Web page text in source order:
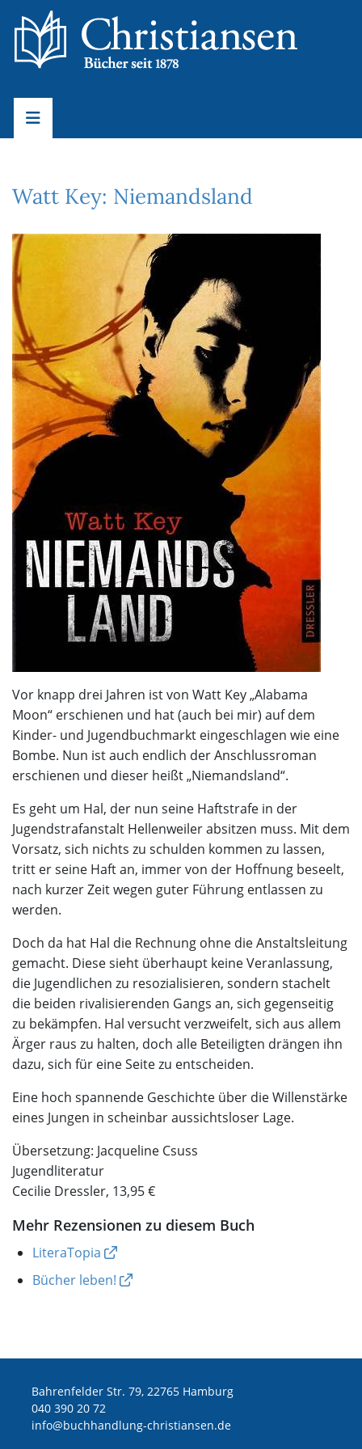
Watt Key: Niemandsland
Vor knapp drei Jahren ist von Watt Key „Alabama
Moon“ erschienen und hat (auch bei mir) auf dem
Kinder- und Jugendbuchmarkt eingeschlagen wie eine
Bombe. Nun ist auch endlich der Anschlussroman
erschienen und dieser heißt „Niemandsland“.
Es geht um Hal, der nun seine Haftstrafe in der
Jugendstrafanstalt Hellenweiler absitzen muss. Mit dem
Vorsatz, sich nichts zu schulden kommen zu lassen,
tritt er seine Haft an, immer von der Hoffnung beseelt,
nach kurzer Zeit wegen guter Führung entlassen zu
werden.
Doch da hat Hal die Rechnung ohne die Anstaltsleitung
gemacht. Diese sieht überhaupt keine Veranlassung,
die Jugendlichen zu resozialisieren, sondern stachelt
die beiden rivalisierenden Gangs an, sich gegenseitig
zu bekämpfen. Hal versucht verzweifelt, sich aus allem
Ärger raus zu halten, doch alle Beteiligten drängen ihn
dazu, sich für eine Seite zu entscheiden.
Eine hoch spannende Geschichte über die Willenstärke
eines Jungen in scheinbar aussichtsloser Lage.
Übersetzung: Jacqueline Csuss
Jugendliteratur
Cecilie Dressler, 13,95 €
Mehr Rezensionen zu diesem Buch
LiteraTopia
Bücher leben!
Bahrenfelder Str. 79, 22765 Hamburg
040 390 20 72
ed.nesnaitsirhc-gnuldnahhcub@ofni